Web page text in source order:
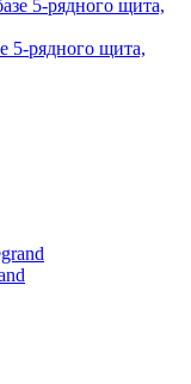
5-рядного щита,